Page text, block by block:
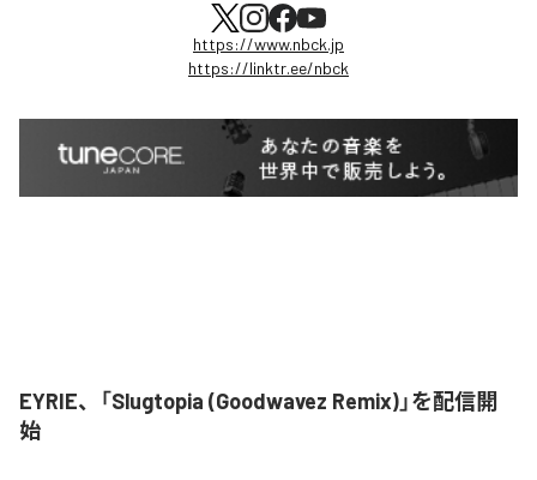
https://www.nbck.jp
https://linktr.ee/nbck
EYRIE、「Slugtopia (Goodwavez Remix)」を配信開
始